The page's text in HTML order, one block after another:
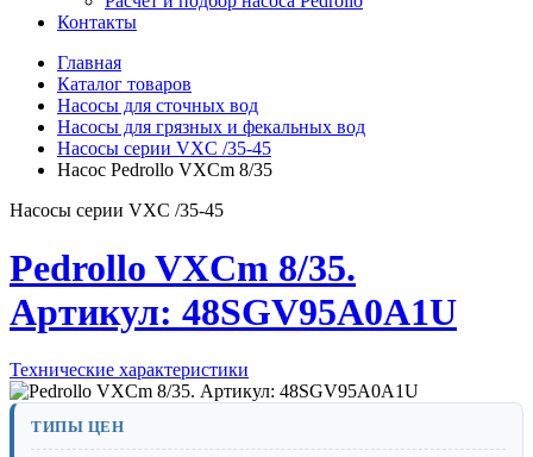
Контакты
Главная
Каталог товаров
Насосы для сточных вод
Насосы для грязных и фекальных вод
Насосы серии VXC /35-45
Насос Pedrollo VXCm 8/35
Насосы серии VXC /35-45
Pedrollo VXCm 8/35.
Артикул: 48SGV95A0A1U
Технические характеристики
ТИПЫ ЦЕН